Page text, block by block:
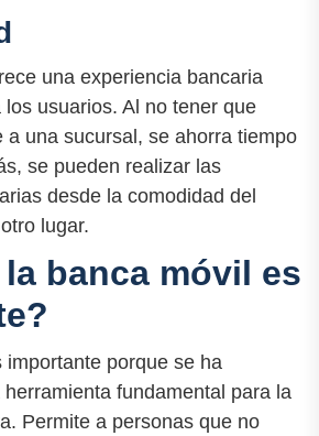
una experiencia bancaria
usuarios. Al no tener que
a una sucursal, se ahorra tiempo
se pueden realizar las
desde la comodidad del
lugar.
banca móvil es
importante porque se ha
fundamental para la
Permite a personas que no